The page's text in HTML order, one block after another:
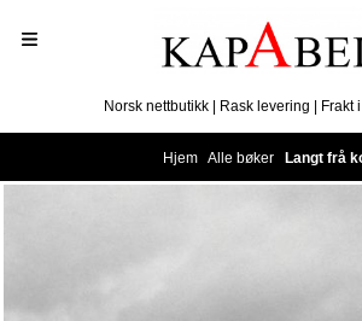
Norsk nettbutikk | Rask levering | Frakt
Hjem Alle bøker Langt frå